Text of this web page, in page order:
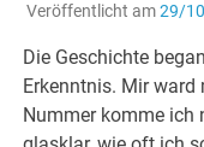
Veröffentlicht am29/
Die Geschichte
Erkenntnis. Mir
Nummer komme ich